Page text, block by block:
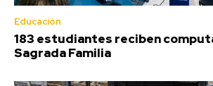
Educación
183 estudiantes reciben
Sagrada Familia